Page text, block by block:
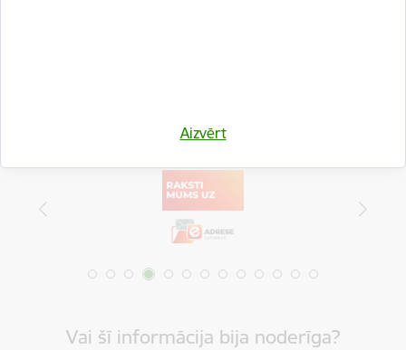
Aizvērt
Vai šī informācija bija noderīga?